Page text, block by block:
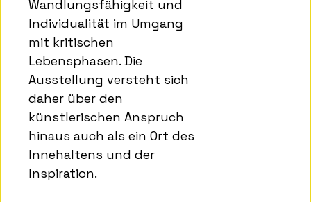
Wandlungsfähigkeit und
Individualität im Umgang
mit kritischen
Lebensphasen. Die
Ausstellung versteht sich
daher über den
künstlerischen Anspruch
hinaus auch als ein Ort des
Innehaltens und der
Inspiration.